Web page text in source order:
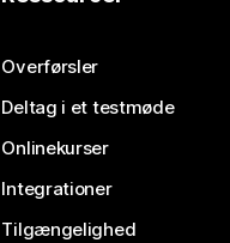
Overførsler
Deltag i et testmøde
Onlinekurser
Integrationer
Tilgængelighed